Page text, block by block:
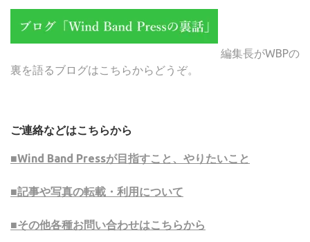
編集長がWBPの
裏を語るブログはこちらからどうぞ。
ご連絡などはこちらから
■Wind Band Pressが目指すこと、やりたいこと
■記事や写真の転載・利用について
■その他各種お問い合わせはこちらから